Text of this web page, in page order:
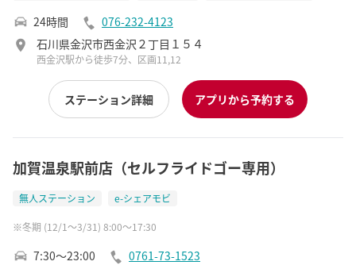
24時間
076-232-4123
石川県金沢市西金沢２丁目１５４
西金沢駅から徒歩7分、区画11,12
ステーション詳細 アプリから予約する
加賀温泉駅前店（セルフライドゴー専用）
無人ステーション e-シェアモビ
冬期 (12/1～3/31) 8:00～17:30
7:30～23:00
0761-73-1523